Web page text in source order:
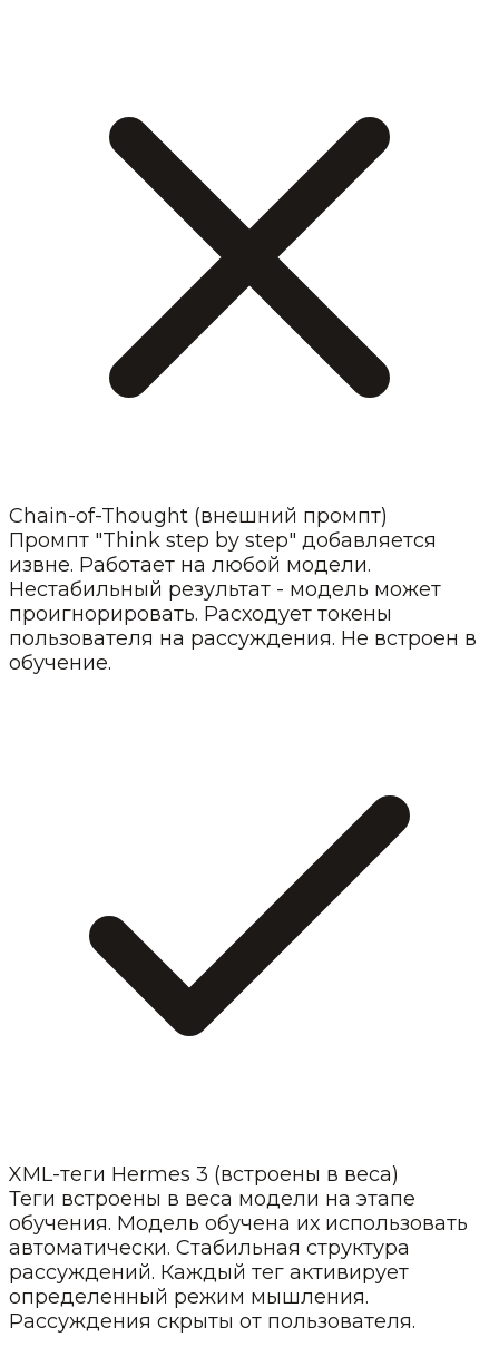
Chain-of-Thought (внешний промпт)
Промпт "Think step by step" добавляется
извне. Работает на любой модели.
Нестабильный результат - модель может
проигнорировать. Расходует токены
пользователя на рассуждения. Не встроен в
обучение.
XML-теги Hermes 3 (встроены в веса)
Теги встроены в веса модели на этапе
обучения. Модель обучена их использовать
автоматически. Стабильная структура
рассуждений. Каждый тег активирует
определенный режим мышления.
Рассуждения скрыты от пользователя.